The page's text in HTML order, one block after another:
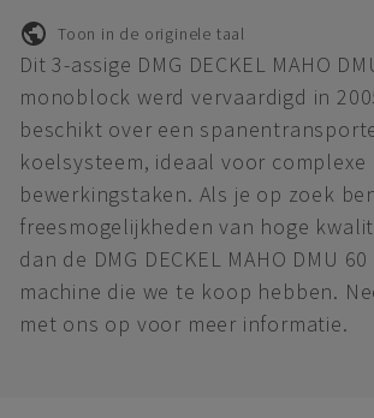
Toon in de originele taal
Dit 3-assige DMG DECKEL MAHO
monoblock werd vervaardigd in
beschikt over een
koelsysteem, ideaal voor complexe
bewerkingstaken. Als je op zoek
freesmogelijkheden van hoge
dan de DMG DECKEL MAHO DMU
machine die we te koop hebben.
met ons op voor meer informatie.